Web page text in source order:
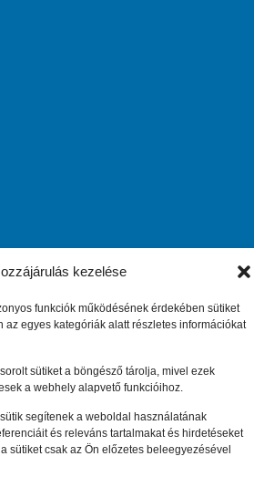
kezelése
funkciók működésének érdekében sütiket
az egyes kategóriák alatt részletes információkat
sütiket a böngésző tárolja, mivel ezek
a webhely alapvető funkcióihoz.
segítenek a weboldal használatának
és releváns tartalmakat és hirdetéseket
sütiket csak az Ön előzetes beleegyezésével
tájékoztató (EU)